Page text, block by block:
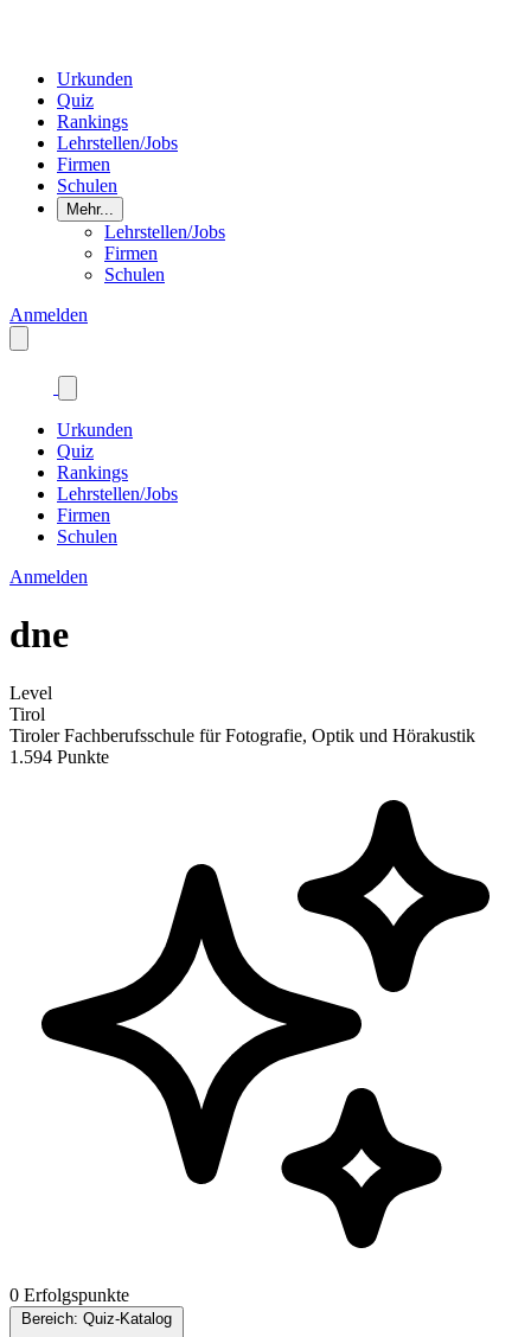
Urkunden
Quiz
Rankings
Lehrstellen/Jobs
Firmen
Schulen
Mehr...
Lehrstellen/Jobs
Firmen
Schulen
Anmelden
Urkunden
Quiz
Rankings
Lehrstellen/Jobs
Firmen
Schulen
Anmelden
dne
Level
Tirol
Tiroler Fachberufsschule für Fotografie, Optik und Hörakustik
1.594 Punkte
0 Erfolgspunkte
Bereich: Quiz-Katalog